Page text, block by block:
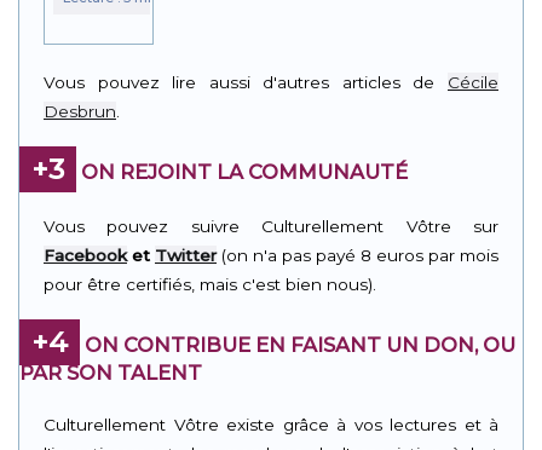
Vous pouvez lire aussi d'autres articles de Cécile
Desbrun
+3 ON REJOINT LA COMMUNAUTÉ
Vous pouvez suivre Culturellement Vôtre sur
Facebooket Twitter(on n'a pas payé 8 euros par mois
pour être certifiés, mais c'est bien nous).
+4
ON CONTRIBUE EN FAISANT UN DON, OU
PAR SON TALENT
Culturellement Vôtre existe grâce à vos lectures et à